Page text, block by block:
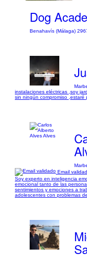
Dog
Benahavís (Málaga)
instalaciones eléctricas ,soy
sin ningún compromiso ,estaré
Email
Soy experto en inteligencia
emocional tanto de las
sentimientos y emociones a
adolescentes con problemas